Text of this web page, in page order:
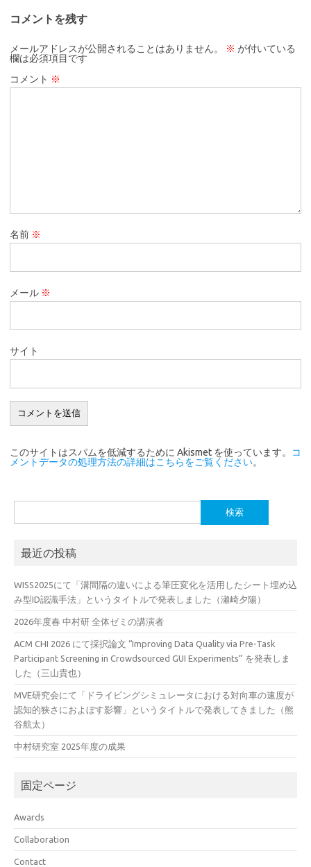
コメントを残す
メールアドレスが公開されることはありません。 ※ が付いている
欄は必須項目です
コメント ※
名前 ※
メール ※
サイト
このサイトはスパムを低減するために Akismet を使っています。
コ
メントデータの処理方法の詳細はこちらをご覧ください。
索:
最近の投稿
WISS2025にて「溝間隔の違いによる筆圧変化を活用したシート埋め込
み型ID認識手法」というタイトルで発表しました（瀬崎夕陽）
2026年度春 中村研 全体ゼミの講演者
ACM CHI 2026 にて採択論文 “Improving Data Quality via Pre-Task
Participant Screening in Crowdsourced GUI Experiments” を発表しま
した（三山貴也）
MVE研究会にて「ドライビングシミュレータにおける対向車の速度が
認知的狭さにおよぼす影響」というタイトルで発表してきました（熊
谷航太）
中村研究室 2025年度の成果
固定ページ
Awards
Collaboration
Contact